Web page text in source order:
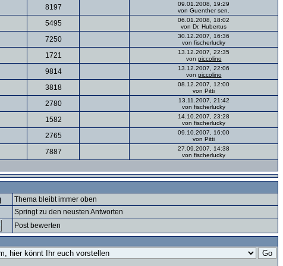
8197
09.01.2008, 19:29
von Guenther sen.
5495
06.01.2008, 18:02
von Dr. Hubertus
7250
30.12.2007, 16:36
von fischerlucky
1721
13.12.2007, 22:35
von piccolino
9814
13.12.2007, 22:06
von piccolino
3818
08.12.2007, 12:00
von Pitti
2780
13.11.2007, 21:42
von fischerlucky
1582
14.10.2007, 23:28
von fischerlucky
2765
09.10.2007, 16:00
von Pitti
7887
27.09.2007, 14:38
von fischerlucky
Thema bleibt immer oben
Springt zu den neusten Antworten
Post bewerten